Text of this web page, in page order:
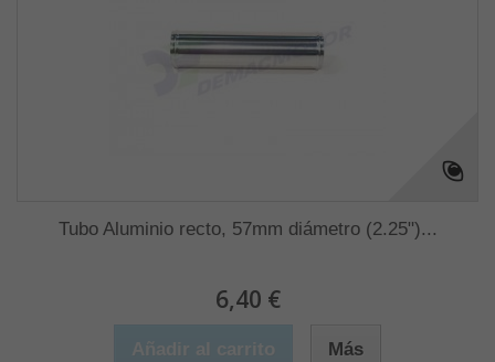
Tubo Aluminio recto, 57mm diámetro (2.25")...
6,40 €
Más